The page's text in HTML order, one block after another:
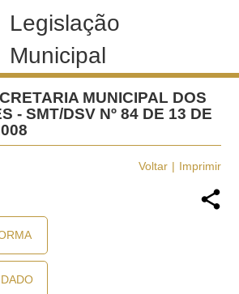
Legislação
Municipal
MUNICIPAL DOS
- SMT/DSV Nº 84 DE 13 DE
Voltar Imprimir